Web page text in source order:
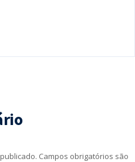
Campos obrigatórios são